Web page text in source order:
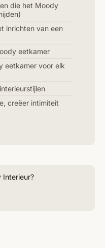
die het Moody
inrichten van een
eetkamer
eetkamer voor elk
creëer intimiteit
Interieur?